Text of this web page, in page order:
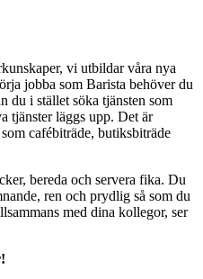
vi utbildar våra nya
jobba som Barista behöver du
du i stället söka tjänsten som
tjänster läggs upp. Det är
cafébiträde, butiksbiträde
bereda och servera fika. Du
ren och prydlig så som du
med dina kollegor, ser